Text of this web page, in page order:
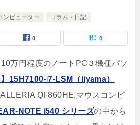
ンピューター コラム・日記
0 0
万円程度のノートPC３機種パソ
】15H7100-i7-LSM（iiyama）
QF860HE,マウスコンピ
NOTE i540 シリーズの中から